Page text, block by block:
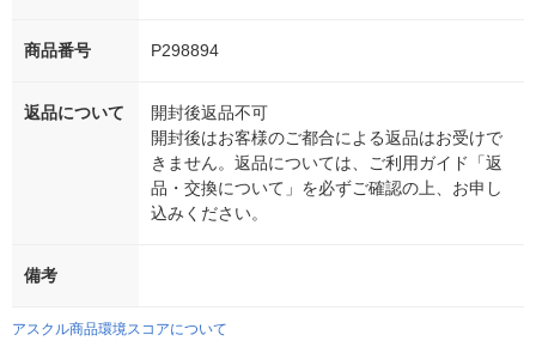
商品番号 P298894
返品について
開封後返品不可
開封後はお客様のご都合による返品はお受けで
きません。返品については、ご利用ガイド「返
品・交換について」を必ずご確認の上、お申し
込みください。
備考
アスクル商品環境スコアについて